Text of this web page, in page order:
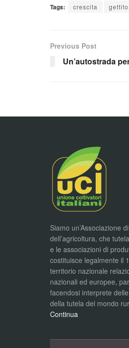
Tags: crescita
Previous Post
Un’autostrada
Siamo un’Associazione
dell’agricoltura, che
e le associazioni di
costituisce legalmente il
territorio nazionale
nazionali ed europee,
facendosi interprete
della tutela del mondo
Continua